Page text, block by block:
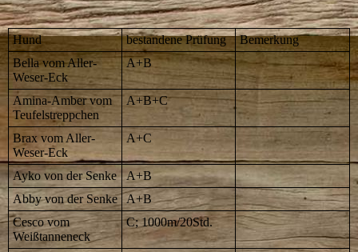
Hund bestandene Prüfung
Bemerkung
Bella vom Aller-
Weser-Eck
A+B
Amina-Amber vom
Teufelstreppchen
A+B+C
Brax vom Aller-
Weser-Eck
A+C
Ayko von der Senke
A+B
Abby von der Senke
A+B
Cesco vom
Weißtanneneck
C; 1000m/20Std.